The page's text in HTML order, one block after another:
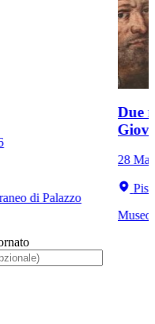
di Palazzo
Due
28
Museo